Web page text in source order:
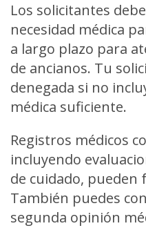
Los solicitantes
necesidad médica
a largo plazo para
de ancianos. Tu
denegada si no
médica suficiente.
Registros médicos
incluyendo
de cuidado, pueden
También puedes
segunda opinión